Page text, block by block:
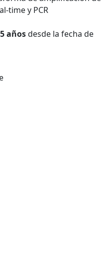
time y PCR
añosdesde la fecha de